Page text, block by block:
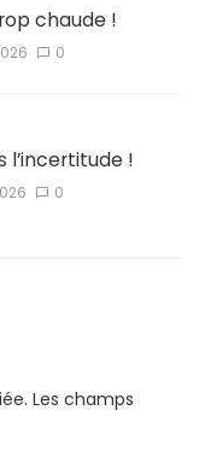
chaude !
0
l’incertitude !
0
Les champs